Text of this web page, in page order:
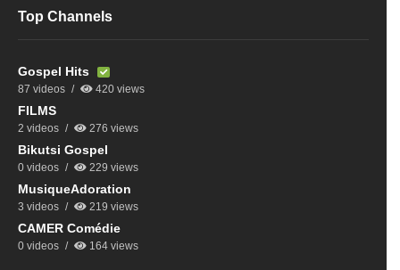
Top Channels
Gospel Hits
87 videos 420 views
FILMS
2 videos 276 views
Bikutsi Gospel
0 videos 229 views
MusiqueAdoration
3 videos 219 views
CAMER Comédie
0 videos 164 views